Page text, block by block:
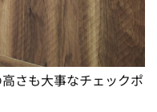
さも大事なチェックポ